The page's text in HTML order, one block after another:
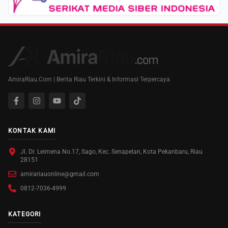
AmiraRiau.Com | Berita Riau Terkini & Informasi Terpercaya
KONTAK KAMI
Jl. Dr. Leimena No.17, Sago, Kec. Senapelan, Kota Pekanbaru, Riau
28151
amirariauonline@gmail.com
0812-7036-4999
KATEGORI